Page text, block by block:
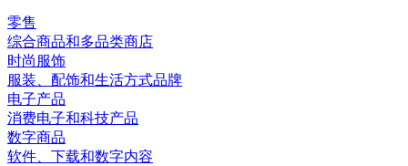
零售
综合商品和多品类商店
时尚服饰
服装、配饰和生活方式品牌
电子产品
消费电子和科技产品
数字商品
软件、下载和数字内容